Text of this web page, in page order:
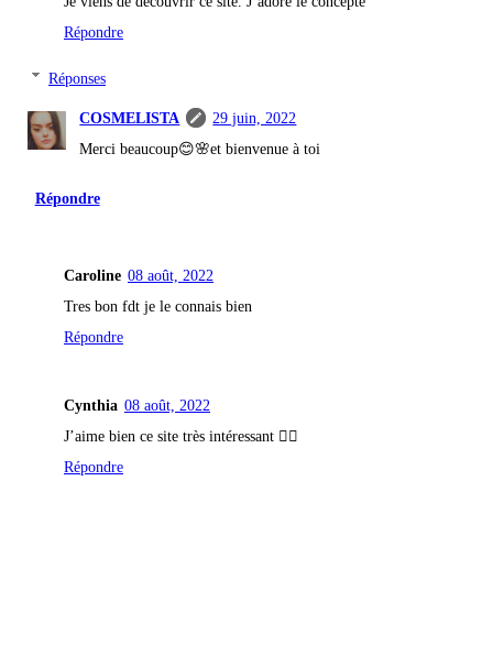
Répondre
Réponses
COSMELISTA
29 juin, 2022
Merci beaucoup😊🌸et bienvenue à toi
Répondre
Caroline 08 août, 2022
Tres bon fdt je le connais bien
Répondre
Cynthia 08 août, 2022
J’aime bien ce site très intéressant 👍🏼
Répondre